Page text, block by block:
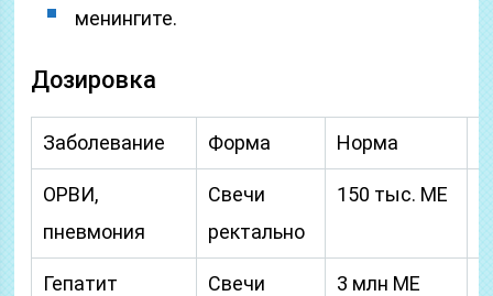
менингите.
Дозировка
Заболевание Форма Норма
ОРВИ,
пневмония
Свечи
ректально
150 тыс. ME
Гепатит
Свечи
3 млн ME